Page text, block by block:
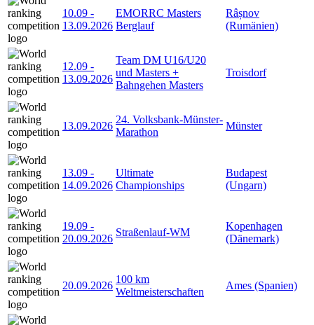
10.09 -
13.09.2026
EMORRC Masters
Berglauf
Râșnov
(Rumänien)
12.09 -
13.09.2026
Team DM U16/U20
und Masters +
Bahngehen Masters
Troisdorf
13.09.2026
24. Volksbank-Münster-
Marathon
Münster
13.09 -
14.09.2026
Ultimate
Championships
Budapest
(Ungarn)
19.09 -
20.09.2026
Straßenlauf-WM
Kopenhagen
(Dänemark)
20.09.2026
100 km
Weltmeisterschaften
Ames (Spanien)